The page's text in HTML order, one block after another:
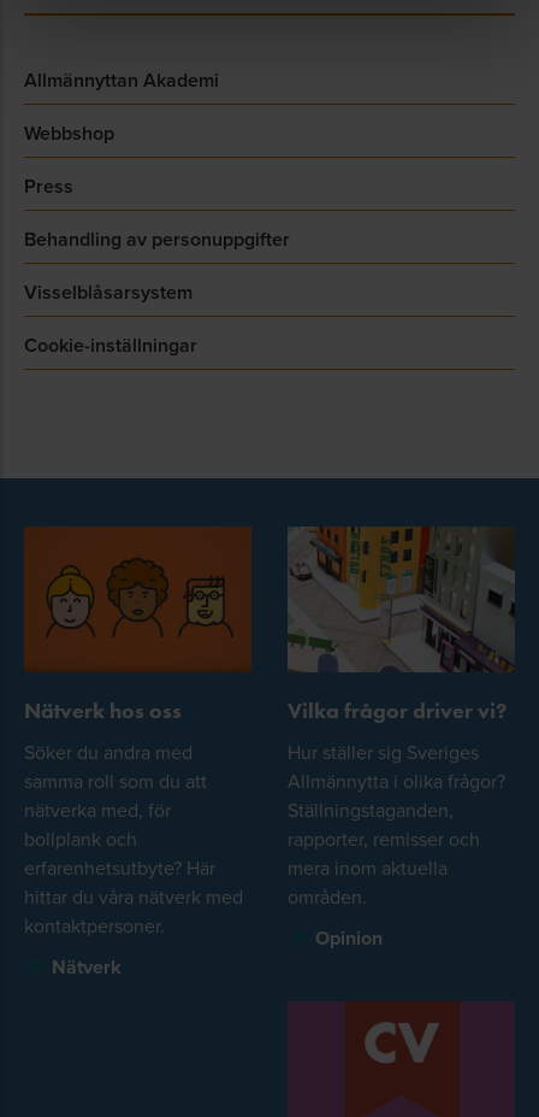
Allmännyttan Akademi
Webbshop
Press
Behandling av personuppgifter
Visselblåsarsystem
Cookie-inställningar
Nätverk hos oss
Söker du andra med
samma roll som du att
nätverka med, för
bollplank och
erfarenhetsutbyte? Här
hittar du våra nätverk med
kontaktpersoner.
Nätverk
Vilka frågor driver vi?
Hur ställer sig Sveriges
Allmännytta i olika frågor?
Ställningstaganden,
rapporter, remisser och
mera inom aktuella
områden.
Opinion